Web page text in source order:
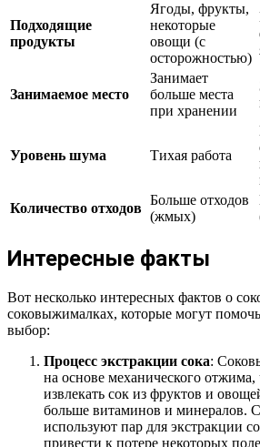
Подходящие
продукты
Ягоды, фрукты,
некоторые
овощи (с
осторожностью)
Занимаемое место
Занимает
больше места
при хранении
Уровень шума Тихая работа
Количество отходов
Больше отходов
(жмых)
Интересные факты
Вот несколько интересных фактов о
соковыжималках, которые могут
выбор:
Процесс экстракции сока:
на основе механического отжима,
извлекать сок из фруктов и
больше витаминов и минералов.
используют пар для экстракции
привести к потере некоторых